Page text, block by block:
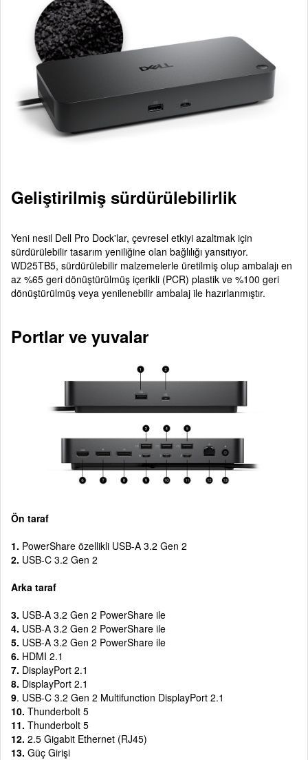
Geliştirilmiş sürdürülebilirlik
Yeni nesil Dell Pro Dock'lar, çevresel etkiyi azaltmak için
sürdürülebilir tasarım yeniliğine olan bağlılığı yansıtıyor.
WD25TB5, sürdürülebilir malzemelerle üretilmiş olup ambalajı en
az %65 geri dönüştürülmüş içerikli (PCR) plastik ve %100 geri
dönüştürülmüş veya yenilenebilir ambalaj ile hazırlanmıştır.
Portlar ve yuvalar
Ön taraf
1. PowerShare özellikli USB-A 3.2 Gen 2
2. USB-C 3.2 Gen 2
Arka taraf
3. USB-A 3.2 Gen 2 PowerShare ile
4. USB-A 3.2 Gen 2 PowerShare ile
5. USB-A 3.2 Gen 2 PowerShare ile
6. HDMI 2.1
7. DisplayPort 2.1
8. DisplayPort 2.1
9. USB-C 3.2 Gen 2 Multifunction DisplayPort 2.1
10. Thunderbolt 5
11. Thunderbolt 5
12. 2.5 Gigabit Ethernet (RJ45)
13. Güç Girişi